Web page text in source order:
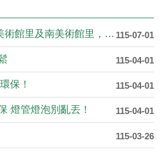
115-07-01
本區龍水里調整為北美術館里及南美術館里，自115年7月1日起....
115-04-01
115-04-01
保！
115-04-01
燈管燈泡別亂丟！
115-03-26